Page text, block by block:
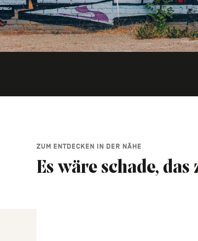
ZUM ENTDECKEN IN DER NÄHE
Es wäre schade, das